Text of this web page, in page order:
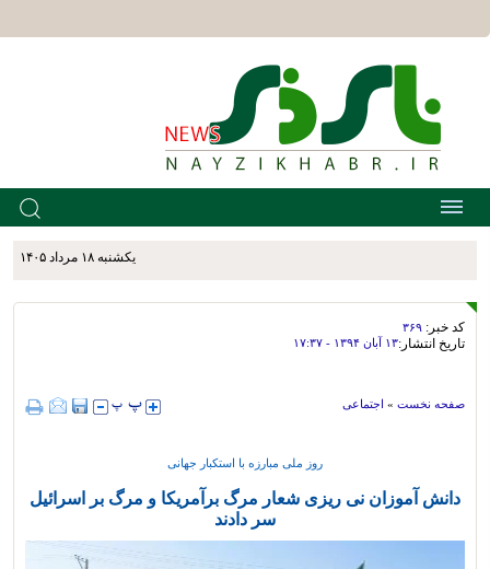
يکشنبه ۱۸ مرداد ۱۴۰۵
کد خبر: ۳۶۹
تاریخ انتشار:۱۳ آبان ۱۳۹۴ - ۱۷:۳۷
صفحه نخست » اجتماعی
روز ملی مبارزه با استکبار جهانی
دانش آموزان نی ریزی شعار مرگ برآمریکا و مرگ بر اسرائیل
سر دادند